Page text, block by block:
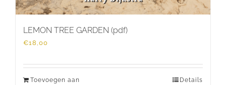
LEMON TREE GARDEN (pdf)
€18,00
Toevoegen aan
Details